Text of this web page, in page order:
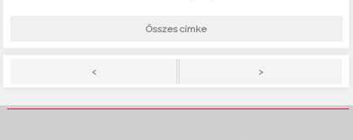
Összes címke
< >